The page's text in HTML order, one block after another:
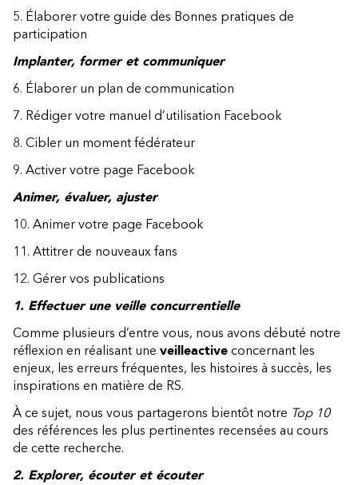
5. Élaborer votre guide des Bonnes pratiques de
participation
Implanter, former et communiquer
6. Élaborer un plan de communication
7. Rédiger votre manuel d’utilisation Facebook
8. Cibler un moment fédérateur
9. Activer votre page Facebook
Animer, évaluer, ajuster
10. Animer votre page Facebook
11. Attitrer de nouveaux fans
12. Gérer vos publications
1. Effectuer une veille concurrentielle
Comme plusieurs d’entre vous, nous avons débuté notre
réflexion en réalisant une veilleactive concernant les
enjeux, les erreurs fréquentes, les histoires à succès, les
inspirations en matière de RS.
À ce sujet, nous vous partagerons bientôt notre Top 10
des références les plus pertinentes recensées au cours
de cette recherche.
2. Explorer, écouter et écouter